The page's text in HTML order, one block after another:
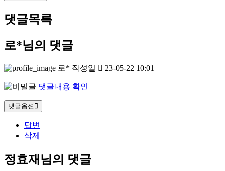
댓글목록
로*님의 댓글
로* 작성일 23-05-22 10:01
댓글내용 확인
댓글옵션
답변
삭제
정효재님의 댓글